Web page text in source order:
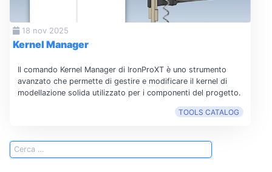
18 nov 2025
Kernel Manager
Il comando Kernel Manager di IronProXT è uno strumento
avanzato che permette di gestire e modificare il kernel di
modellazione solida utilizzato per i componenti del progetto.
TOOLS CATALOG